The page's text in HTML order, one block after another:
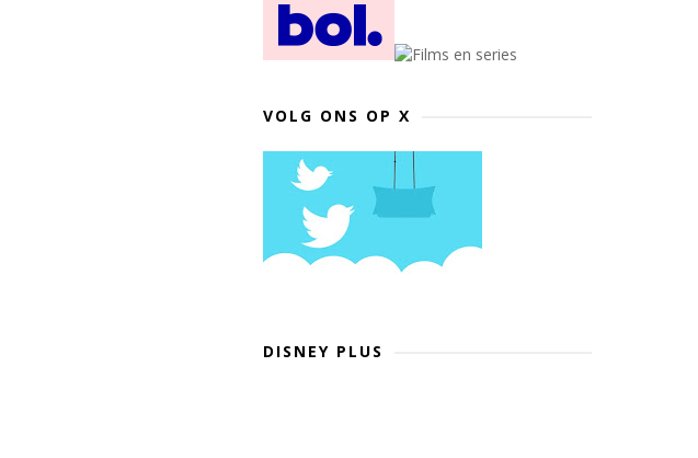
VOLG ONS OP X
DISNEY PLUS